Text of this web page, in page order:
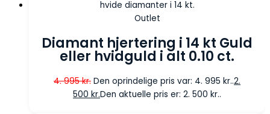
Outlet
Diamant hjertering i 14 kt Guld
eller hvidguld i alt 0.10 ct.
4. 995kr. Den oprindelige pris var: 4. 995 kr..2.
500 kr.Den aktuelle pris er: 2. 500 kr..